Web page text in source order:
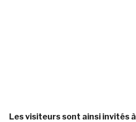
Les visiteurs sont ainsi invités à